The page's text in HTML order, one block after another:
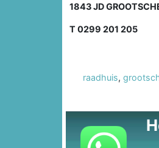
1843 JD
T 0299 201 205
raadhuis,